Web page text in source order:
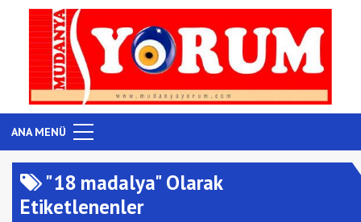
ANA MENÜ
"18 madalya" Olarak
Etiketlenenler